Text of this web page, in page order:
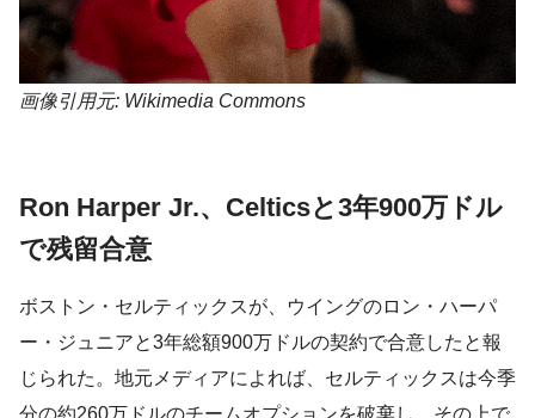
画像引用元: Wikimedia Commons
Ron Harper Jr.、Celticsと3年900万ドル
で残留合意
ボストン・セルティックスが、ウイングのロン・ハーパ
ー・ジュニアと3年総額900万ドルの契約で合意したと報
じられた。地元メディアによれば、セルティックスは今季
分の約260万ドルのチームオプションを破棄し、その上で